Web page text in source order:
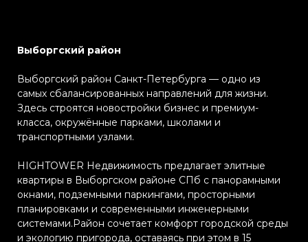
Выборгский район
Выборгский район Санкт-Петербурга — одно из
самых сбалансированных направлений для жизни.
Здесь строятся новостройки бизнес и премиум-
класса, окружённые парками, школами и
транспортными узлами.
HIGHTOWER Недвижимость предлагает элитные
квартиры в Выборгском районе СПб с панорамными
окнами, подземными паркингами, просторными
планировками и современными инженерными
системами.Район сочетает комфорт городской среды
и экологию пригорода, оставаясь при этом в 15